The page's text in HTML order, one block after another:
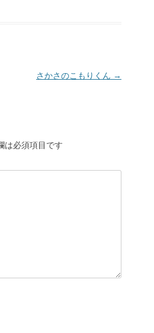
本
（む）昔話・民話
（む）昔話・民話
（ら）落語絵本
さかさのこもりくん →
は必須項目です